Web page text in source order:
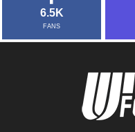
6.5K
FANS